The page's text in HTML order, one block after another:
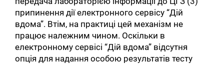
припинення дії електронного сервісу “Дій
вдома”. Втім, на практиці цей механізм не
працює належним чином. Оскільки в
електронному сервісі “Дій вдома” відсутня
опція для надання особою результатів тесту